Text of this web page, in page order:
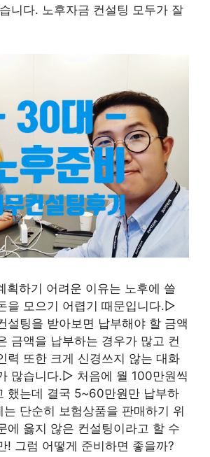
니다. 노후자금 컨설팅 모두가 잘
획하기 어려운 이유는 노후에 쓸
을 모으기 어렵기 때문입니다.▷
설팅을 받아보면 납부해야 할 금액
금액을 납부하는 경우가 많고 컨
력 또한 크게 신경쓰지 않는 대화
많습니다.▷ 처음에 월 100만원씩
했는데 결국 5~60만원만 납부하
는 단순히 보험상품을 판매하기 위
에 옳지 않은 컨설팅이라고 할 수
! 그럼 어떻게 준비하면 좋을까?